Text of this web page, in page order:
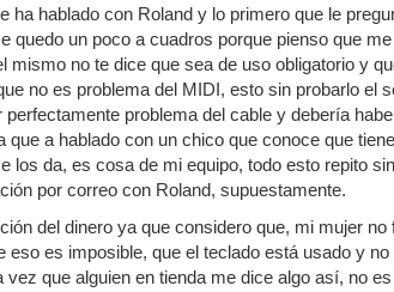
ha hablado con Roland y lo primero que le
quedo un poco a cuadros porque pienso que
mismo no te dice que sea de uso obligatorio y
no es problema del MIDI, esto sin probarlo el
perfectamente problema del cable y debería
que a hablado con un chico que conoce que
los da, es cosa de mi equipo, todo esto repito
por correo con Roland, supuestamente.
del dinero ya que considero que, mi mujer
eso es imposible, que el teclado está usado y
que alguien en tienda me dice algo así, no